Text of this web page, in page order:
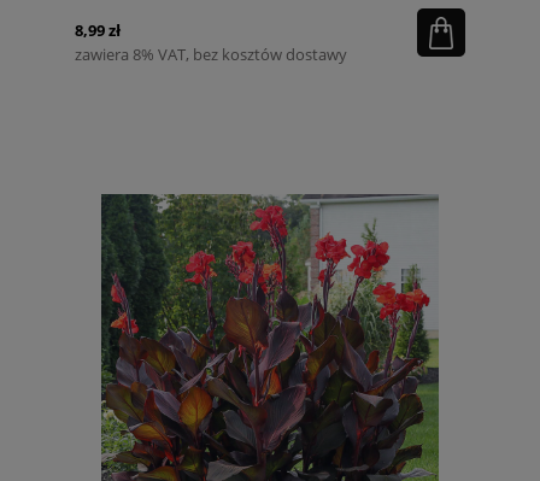
8,99 zł
zawiera 8% VAT, bez kosztów dostawy